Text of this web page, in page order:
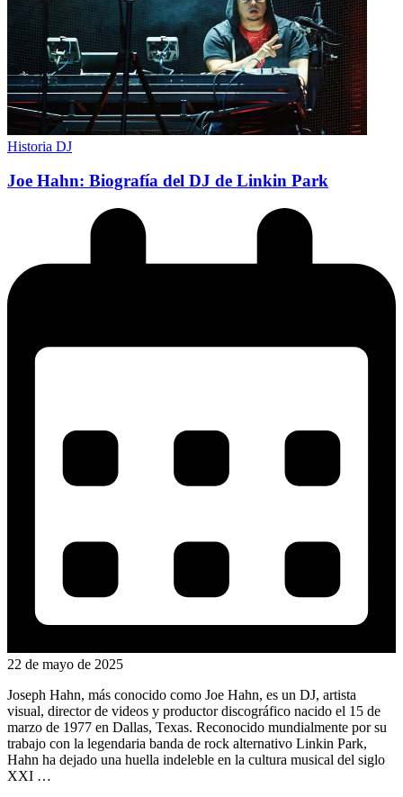
Historia DJ
Joe Hahn: Biografía del DJ de Linkin Park
22 de mayo de 2025
Joseph Hahn, más conocido como Joe Hahn, es un DJ, artista
visual, director de videos y productor discográfico nacido el 15 de
marzo de 1977 en Dallas, Texas. Reconocido mundialmente por su
trabajo con la legendaria banda de rock alternativo Linkin Park,
Hahn ha dejado una huella indeleble en la cultura musical del siglo
XXI …